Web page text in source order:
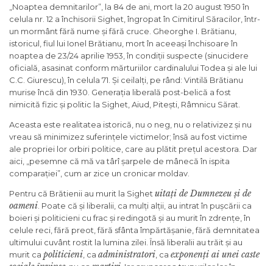
„Noaptea demnitarilor”, la 84 de ani, mort la 20 august 1950 în
celula nr. 12 a închisorii Sighet, îngropat în Cimitirul Săracilor, într-
un mormânt fără nume și fără cruce. Gheorghe I. Brătianu,
istoricul, fiul lui Ionel Brătianu, mort în aceeași închisoare în
noaptea de 23/24 aprilie 1953, în condiții suspecte (sinucidere
oficială, asasinat conform mărturiilor cardinalului Todea și ale lui
C.C. Giurescu), în celula 71. Și ceilalți, pe rând: Vintilă Brătianu
murise încă din 1930. Generația liberală post-belică a fost
nimicită fizic și politic la Sighet, Aiud, Pitești, Râmnicu Sărat.
Aceasta este realitatea istorică, nu o neg, nu o relativizez și nu
vreau să minimizez suferințele victimelor; însă au fost victime
ale propriei lor orbiri politice, care au plătit prețul acestora. Dar
aici, „pesemne că mă va târî șarpele de mânecă în ispita
comparației”, cum ar zice un cronicar moldav.
Pentru că Brătienii au murit la Sighet uitați de Dumnezeu și de
oameni . Poate că și liberalii, ca mulți alții, au intrat în pușcării ca
boieri și politicieni cu frac și redingotă și au murit în zdrențe, în
celule reci, fără preot, fără sfânta împărtășanie, fără demnitatea
ultimului cuvânt rostit la lumina zilei. Însă liberalii au trăit și au
murit ca politicieni , ca administratori , ca exponenți ai unei caste